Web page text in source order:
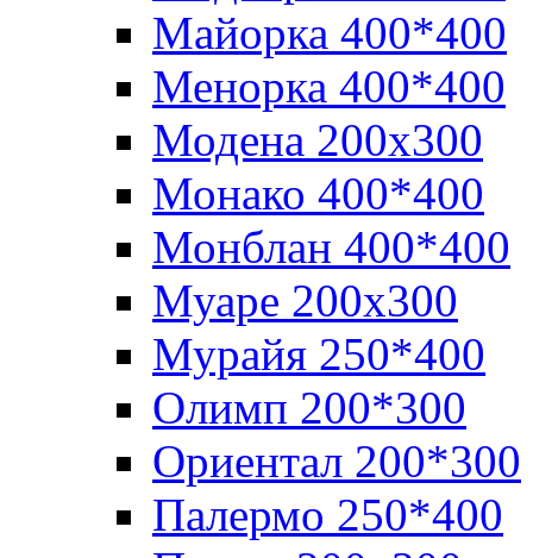
Майорка 400*400
Менорка 400*400
Модена 200х300
Монако 400*400
Монблан 400*400
Муаре 200х300
Мурайя 250*400
Олимп 200*300
Ориентал 200*300
Палермо 250*400